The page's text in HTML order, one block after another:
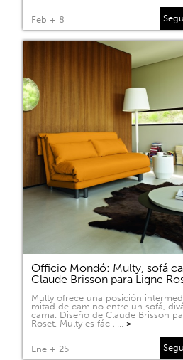
Feb + 8
Officio Mondó: Multy, sofá
Claude Brisson para Ligne
Multy ofrece una posición
mitad de camino entre un sofá,
cama. Diseño de Claude Brisson
Roset. Multy es fácil … >
Ene + 25